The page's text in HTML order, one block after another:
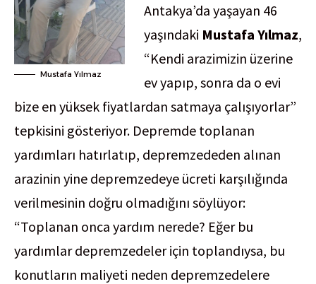
Mustafa Yılmaz
Antakya’da yaşayan 46
yaşındaki Mustafa Yılmaz,
“Kendi arazimizin üzerine
ev yapıp, sonra da o evi
bize en yüksek fiyatlardan satmaya çalışıyorlar”
tepkisini gösteriyor. Depremde toplanan
yardımları hatırlatıp, depremzededen alınan
arazinin yine depremzedeye ücreti karşılığında
verilmesinin doğru olmadığını söylüyor:
“Toplanan onca yardım nerede? Eğer bu
yardımlar depremzedeler için toplandıysa, bu
konutların maliyeti neden depremzedelere